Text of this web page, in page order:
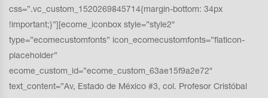
css=”.vc_custom_1520269845714{margin-bottom: 34px
!important;}”][ecome_iconbox style=”style2″
type=”ecomecustomfonts” icon_ecomecustomfonts=”flaticon-
placeholder”
ecome_custom_id=”ecome_custom_63ae15f9a2e72″
text_content=”Av, Estado de México #3, col. Profesor Cristóbal